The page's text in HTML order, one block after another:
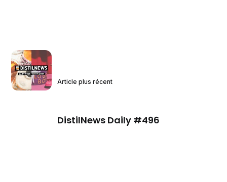
Article plus récent
DistilNews Daily #496